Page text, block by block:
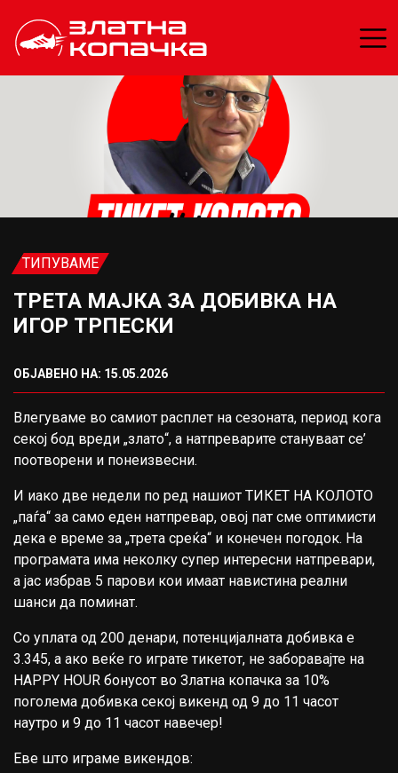
ТИПУВАМЕ
ТРЕТА МАЈКА ЗА ДОБИВКА НА
ИГОР ТРПЕСКИ
ОБЈАВЕНО НА: 15.05.2026
Влегуваме во самиот расплет на сезоната, период кога
секој бод вреди „злато“, а натпреварите стануваат се’
поотворени и понеизвесни.
И иако две недели по ред нашиот ТИКЕТ НА КОЛОТО
„паѓа“ за само еден натпревар, овој пат сме оптимисти
дека е време за „трета среќа“ и конечен погодок. На
програмата има неколку супер интересни натпревари,
а јас избрав 5 парови кои имаат навистина реални
шанси да поминат.
Со уплата од 200 денари, потенцијалната добивка е
3.345, а ако веќе го играте тикетот, не заборавајте на
HAPPY HOUR бонусот во Златна копачка за 10%
поголема добивка секој викенд од 9 до 11 часот
наутро и 9 до 11 часот навечер!
Еве што играме викендов: